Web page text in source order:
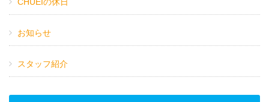
お知らせ
スタッフ紹介